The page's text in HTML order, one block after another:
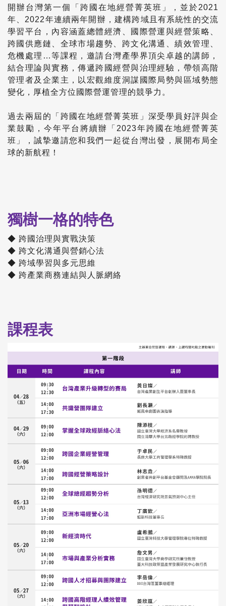
開辦台灣第一個「跨國在地經營菁英班」，並於2021
年、2022年連續兩年開辦，建構跨域且有系統性的交流
學習平台，內容涵蓋總體經濟、國際營運與經營策略、
跨國供應鏈、全球市場趨勢、跨文化溝通、績效管理、
危機處理…等課程，邀請台灣產學界頂尖卓越的講師，
結合理論與實務，傳遞跨國經營與治理經驗，帶領高階
管理者及企業主，以宏觀維度洞謀國際局勢與區域勢態
變化，厚植全方位國際營運管理的競爭力。
過去兩屆的「跨國在地經營菁英班」深受學員好評與企
業鼓勵，今年平台將續辦「2023年跨國在地經營菁英
班」，誠摯邀請您和我們一起從台灣出發，展開布局全
球的新航程！
獨樹一格的特色
◆ 跨國治理與實戰決策
◆ 跨文化溝通與營銷心法
◆ 跨域學習與多元思維
◆ 跨產業商務連結與人脈網絡
課程表